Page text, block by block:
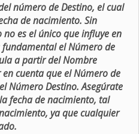
número de Destino, el cual
de nacimiento. Sin
es el único que influye en
el Número de
a partir del Nombre
cuenta que el Número de
Número Destino. Asegúrate
fecha de nacimiento, tal
ya que cualquier